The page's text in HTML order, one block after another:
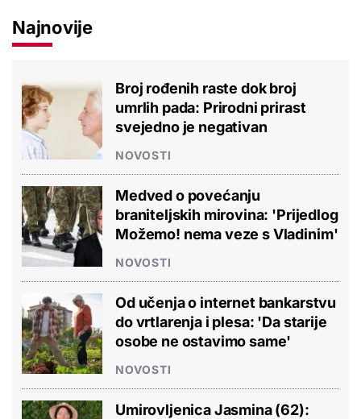
Najnovije
Broj rođenih raste dok broj
umrlih pada: Prirodni prirast
svejedno je negativan
NOVOSTI
Medved o povećanju
braniteljskih mirovina: 'Prijedlog
Možemo! nema veze s Vladinim'
NOVOSTI
Od učenja o internet bankarstvu
do vrtlarenja i plesa: 'Da starije
osobe ne ostavimo same'
NOVOSTI
Umirovljenica Jasmina (62):